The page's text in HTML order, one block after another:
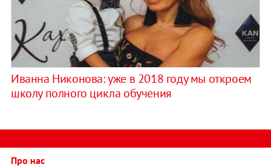
Иванна Никонова: уже в 2018 году мы откроем
школу полного цикла обучения
Про нас